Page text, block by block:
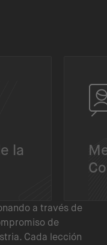
la
a través de
de
Cada lección